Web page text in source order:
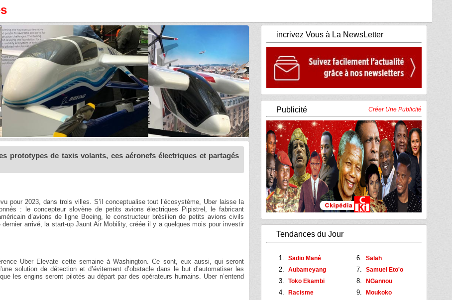
prototypes de taxis volants, ces aéronefs électriques et partagés
pour 2023, dans trois villes. S’il conceptualise tout l’écosystème, Uber laisse la
: le concepteur slovène de petits avions électriques Pipistrel, le fabricant
d’avions de ligne Boeing, le constructeur brésilien de petits avions civils
arrivé, la start-up Jaunt Air Mobility, créée il y a quelques mois pour investir
Uber Elevate cette semaine à Washington. Ce sont, eux aussi, qui seront
solution de détection et d’évitement d’obstacle dans le but d’automatiser les
les engins seront pilotés au départ par des opérateurs humains. Uber n’entend
incrivez Vous à La NewsLetter
Publicité Créer Une Publicité
Tendances du Jour
Sadio Mané
Aubameyang
Toko Ekambi
Racisme
Salah
Samuel Eto'o
NGannou
Moukoko